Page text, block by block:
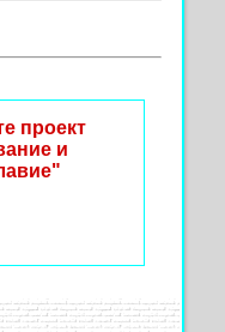
проект
и